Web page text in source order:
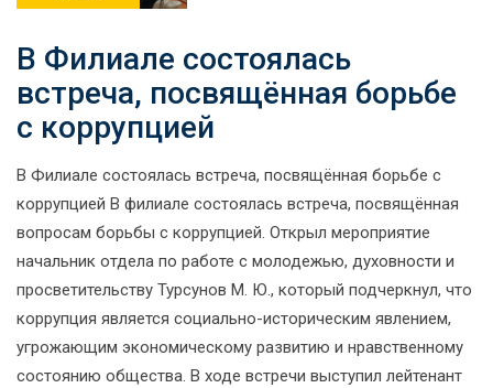
В Филиале состоялась
встреча, посвящённая борьбе
с коррупцией
В Филиале состоялась встреча, посвящённая борьбе с
коррупцией В филиале состоялась встреча, посвящённая
вопросам борьбы с коррупцией. Открыл мероприятие
начальник отдела по работе с молодежью, духовности и
просветительству Турсунов М. Ю., который подчеркнул, что
коррупция является социально-историческим явлением,
угрожающим экономическому развитию и нравственному
состоянию общества. В ходе встречи выступил лейтенант